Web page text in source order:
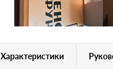
Характеристики